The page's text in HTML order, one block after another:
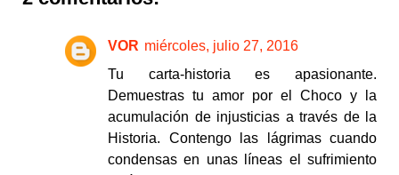
VOR miércoles, julio 27, 2016
Tu carta-historia es apasionante.
Demuestras tu amor por el Choco y la
acumulación de injusticias a través de la
Historia. Contengo las lágrimas cuando
condensas en unas líneas el sufrimiento